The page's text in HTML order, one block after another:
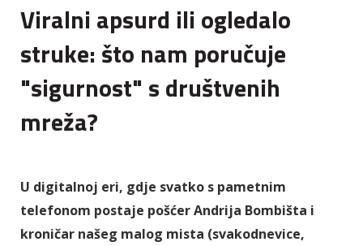
Viralni apsurd ili ogledalo
struke: što nam poručuje
"sigurnost" s društvenih
mreža?
U digitalnoj eri, gdje svatko s pametnim
telefonom postaje pošćer Andrija Bombišta i
kroničar našeg malog mista (svakodnevice,